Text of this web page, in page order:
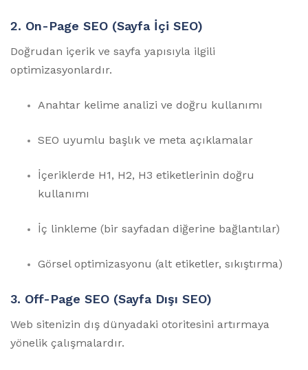
2. On-Page SEO (Sayfa İçi SEO)
Doğrudan içerik ve sayfa yapısıyla ilgili
optimizasyonlardır.
Anahtar kelime analizi ve doğru kullanımı
SEO uyumlu başlık ve meta açıklamalar
İçeriklerde H1, H2, H3 etiketlerinin doğru
kullanımı
İç linkleme (bir sayfadan diğerine bağlantılar)
Görsel optimizasyonu (alt etiketler, sıkıştırma)
3. Off-Page SEO (Sayfa Dışı SEO)
Web sitenizin dış dünyadaki otoritesini artırmaya
yönelik çalışmalardır.